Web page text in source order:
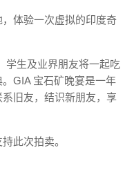
体验一次虚拟的印度奇
学生及业界朋友将一起吃
GIA 宝石矿晚宴是一年
旧友，结识新朋友，享
此次拍卖。